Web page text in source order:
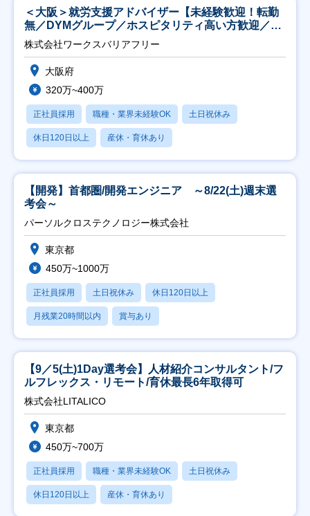
＜大阪＞就労支援アドバイザー【未経験歓迎！転勤
無／DYMグループ／ホスピタリティ高い方歓迎／土
日祝】
株式会社ワークスバリアフリー
大阪府
320万~400万
正社員採用 職種・業界未経験OK 土日祝休み
休日120日以上 産休・育休あり
【開発】首都圏/開発エンジニア ～8/22(土)週末選
考会～
パーソルクロステクノロジー株式会社
東京都
450万~1000万
正社員採用 土日祝休み 休日120日以上
月残業20時間以内 賞与あり
【9／5(土)1Day選考会】人材紹介コンサルタント/フ
ルフレックス・リモート/育休最長6年取得可
株式会社LITALICO
東京都
450万~700万
正社員採用 職種・業界未経験OK 土日祝休み
休日120日以上 産休・育休あり